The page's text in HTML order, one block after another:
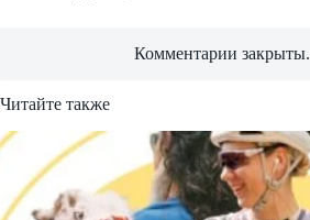
Комментарии закрыты.
Читайте также